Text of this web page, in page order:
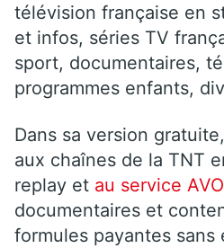
télévision française en
et infos, séries TV
sport, documentaires,
programmes enfants,
Dans sa version
aux chaînes de la TNT
replay et au service
documentaires et
formules payantes sans